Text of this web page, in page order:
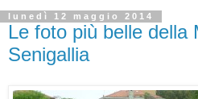
lunedì 12 maggio 2014
Le foto più belle della
Senigallia